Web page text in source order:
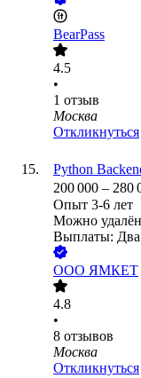
BearPass
4.5
•
1 отзыв
Москва
Откликнуться
Python
200 000 – 280
Опыт 3-6 лет
Можно
Выплаты: Два
ООО ЯМКЕТ
4.8
•
8 отзывов
Москва
Откликнуться